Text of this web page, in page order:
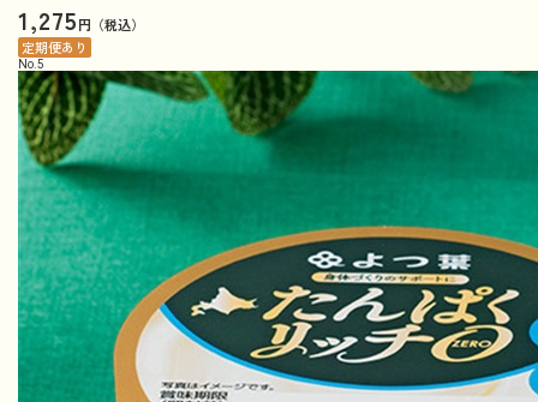
1,275円（税込）
定期便あり
No. 5